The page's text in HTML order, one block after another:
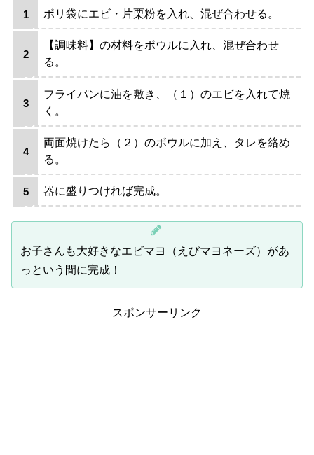
ポリ袋にエビ・片栗粉を入れ、混ぜ合わせる。
【調味料】の材料をボウルに入れ、混ぜ合わせ
る。
フライパンに油を敷き、（１）のエビを入れて焼
く。
両面焼けたら（２）のボウルに加え、タレを絡め
る。
器に盛りつければ完成。
お子さんも大好きなエビマヨ（えびマヨネーズ）があ
っという間に完成！
スポンサーリンク